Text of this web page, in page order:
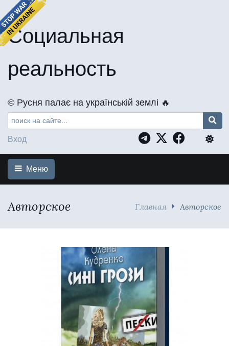
Социальная
реальность
©️ Русня палає на українській землі 🔥
Вход
Меню
Авторское Главная Авторское